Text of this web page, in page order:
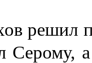
решил
Серому,